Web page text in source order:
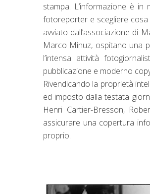
stampa. L’informazione è
fotoreporter e scegliere
avviato dall’associazione di
Marco Minuz, ospitano una
l’intensa attività
pubblicazione e moderno
Rivendicando la proprietà
ed imposto dalla testata
Henri Cartier-Bresson,
assicurare una copertura
proprio.